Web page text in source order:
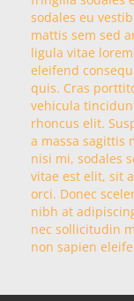
sodales eu
mattis sem sed
ligula vitae
eleifend
quis. Cras
vehicula
rhoncus elit.
a massa sagittis
nisi mi, sodales
vitae est elit, sit
orci. Donec
nibh at
nec sollicitudin
non sapien